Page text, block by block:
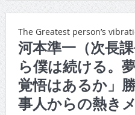
CINEMA×STYLE 288号
CINEMA×STYLE 287号
CINEMA×STYLE 286号
CINEMA×STYLE 285号
The Greatest person’s
河本準一（次長
ら僕は続ける。
覚悟はあるか」
事人からの熱き